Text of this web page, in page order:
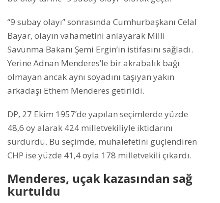
“9 subay olayı” sonrasında Cumhurbaşkanı Celal
Bayar, olayın vahametini anlayarak Milli
Savunma Bakanı Şemi Ergin’in istifasını sağladı.
Yerine Adnan Menderes’le bir akrabalık bağı
olmayan ancak aynı soyadını taşıyan yakın
arkadaşı Ethem Menderes getirildi.
DP, 27 Ekim 1957’de yapılan seçimlerde yüzde
48,6 oy alarak 424 milletvekiliyle iktidarını
sürdürdü. Bu seçimde, muhalefetini güçlendiren
CHP ise yüzde 41,4 oyla 178 milletvekili çıkardı.
Menderes, uçak kazasından sağ
kurtuldu